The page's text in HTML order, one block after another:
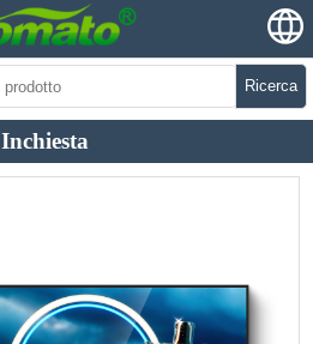
Ricerca
Inchiesta